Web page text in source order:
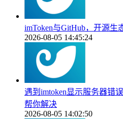
imToken与GitHub，开源
2026-08-05 14:45:24
遇到imtoken显示服务器错
帮你解决
2026-08-05 14:02:50